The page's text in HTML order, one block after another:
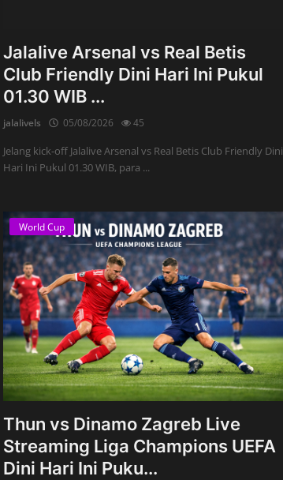
Jalalive Arsenal vs Real Betis
Club Friendly Dini Hari Ini Pukul
01.30 WIB ...
jalalivels 05/08/2026 45
Jelang kick-off Jalalive Arsenal vs Real Betis Club Friendly Dini
Hari Ini Pukul 01.30 WIB, para ...
World Cup
Thun vs Dinamo Zagreb Live
Streaming Liga Champions UEFA
Dini Hari Ini Puku...